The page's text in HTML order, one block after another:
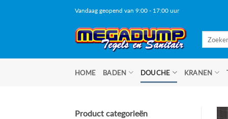
Vandaag geopend van 9:00 - 17:00 uur
HOME BADEN DOUCHE KRANEN
Product categorieën